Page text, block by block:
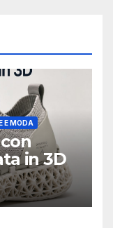
E MODA
in 3D